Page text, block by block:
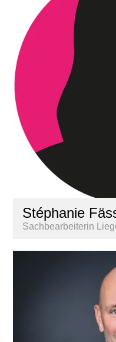
Stéphanie
Sachbearbeiterin